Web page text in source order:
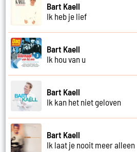
Bart Kaell
Ik heb je lief
Bart Kaell
Ik hou van u
Bart Kaell
Ik kan het niet geloven
Bart Kaell
Ik laat je nooit meer alleen